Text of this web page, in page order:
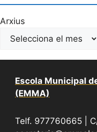
Arxius
Escola Municipal
(EMMA)
Telf. 977760665 |